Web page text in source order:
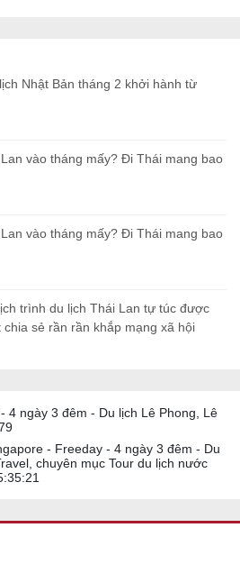
Nhật Bản tháng 2 khởi hành từ
vào tháng mấy? Đi Thái mang bao
vào tháng mấy? Đi Thái mang bao
trình du lịch Thái Lan tự túc được
chia sẻ rần rần khắp mạng xã hội
4 ngày 3 đêm - Du lịch Lê Phong, Lê
- Freeday - 4 ngày 3 đêm - Du
chuyên mục Tour du lịch nước